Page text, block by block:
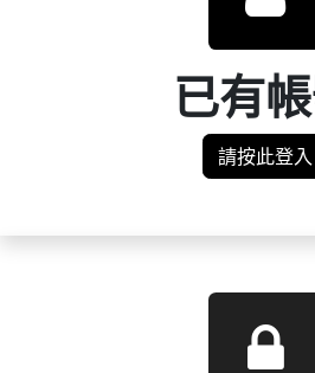
已有
請按此登入